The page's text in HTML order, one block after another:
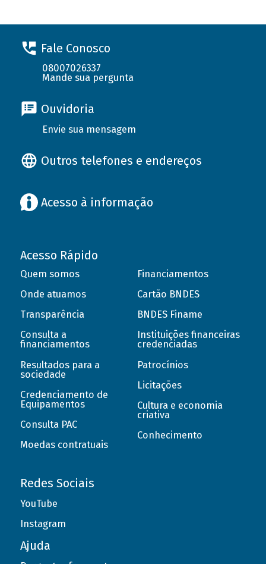
Fale Conosco
08007026337
Mande sua pergunta
Ouvidoria
Envie sua mensagem
Outros telefones e endereços
Acesso à informação
Acesso Rápido
Quem somos
Onde atuamos
Transparência
Consulta a
financiamentos
Resultados para a
sociedade
Credenciamento de
Equipamentos
Consulta PAC
Moedas contratuais
Financiamentos
Cartão BNDES
BNDES Finame
Instituições financeiras
credenciadas
Patrocínios
Licitações
Cultura e economia
criativa
Conhecimento
Redes Sociais
YouTube
Instagram
Ajuda